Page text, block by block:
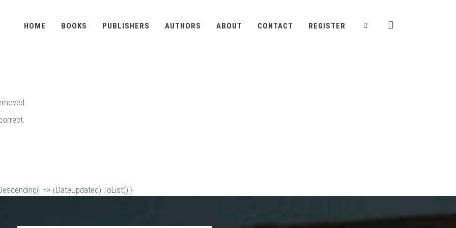
HOME BOOKS PUBLISHERS AUTHORS ABOUT CONTACT REGISTER
=> i.DateUpdated).ToList();}